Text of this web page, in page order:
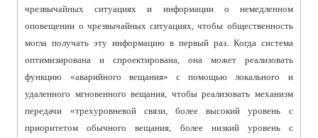
чрезвычайных ситуациях и информации о немедленном
оповещении о чрезвычайных ситуациях, чтобы общественность
могла получать эту информацию в первый раз. Когда система
оптимизирована и спроектирована, она может реализовать
функцию «аварийного вещания» с помощью локального и
удаленного мгновенного вещания, чтобы реализовать механизм
передачи «трехуровневой связи, более высокий уровень с
приоритетом обычного вещания, более низкий уровень с